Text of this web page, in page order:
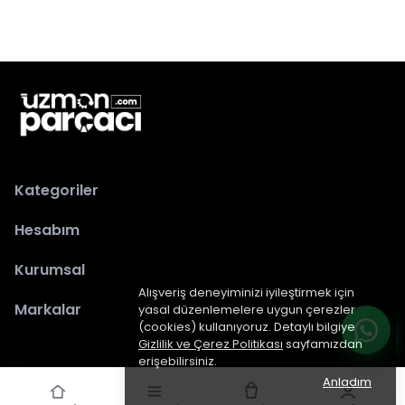
Alışveriş deneyiminizi iyileştirmek için
yasal düzenlemelere uygun çerezler
(cookies) kullanıyoruz. Detaylı bilgiye
Gizlilik ve Çerez Politikası sayfamızdan
erişebilirsiniz.
Anladım
Kategoriler
Hesabım
Kurumsal
Markalar